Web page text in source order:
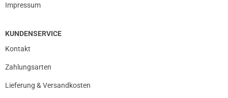
Impressum
KUNDENSERVICE
Kontakt
Zahlungsarten
Lieferung & Versandkosten